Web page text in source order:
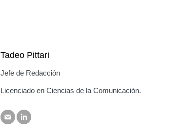
Tadeo Pittari
Jefe de Redacción
Licenciado en Ciencias de la Comunicación.